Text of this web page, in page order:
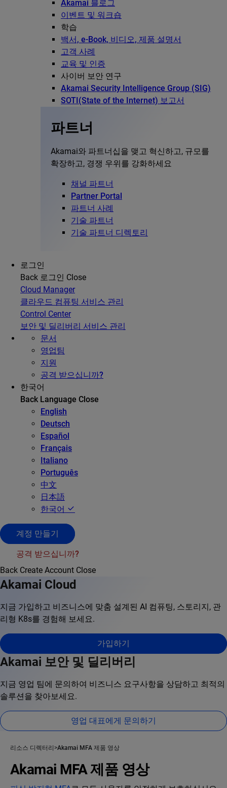
Akamai 블로그
이벤트 및 워크숍
학습
백서, e-Book, 비디오, 제품 설명서
고객 사례
교육 및 인증
사이버 보안 연구
Akamai Security Intelligence Group (SIG)
SOTI(State of the Internet) 보고서
파트너
Akamai와 파트너십을 맺고 혁신하고, 규모를
확장하고, 경쟁 우위를 강화하세요
채널 파트너
Partner Portal
파트너 사례
기술 파트너
기술 파트너 디렉토리
로그인
Back 로그인 Close
Cloud Manager
클라우드 컴퓨팅 서비스 관리
Control Center
보안 및 딜리버리 서비스 관리
문서
영업팀
지원
공격 받으십니까?
한국어
Back Language Close
English
Deutsch
Español
Français
Italiano
Português
中文
日本語
한국어
계정 만들기
공격 받으십니까?
Back Create Account Close
Akamai Cloud
지금 가입하고 비즈니스에 맞춤 설계된 AI 컴퓨팅, 스토리지, 관
리형 K8s를 경험해 보세요.
가입하기
Akamai 보안 및 딜리버리
지금 영업 팀에 문의하여 비즈니스 요구사항을 상담하고 최적의
솔루션을 찾아보세요.
영업 대표에게 문의하기
리소스 디렉터리 Akamai MFA 제품 영상
Akamai MFA 제품 영상